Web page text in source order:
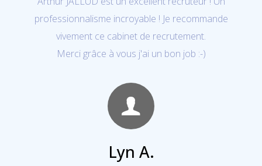
professionnalisme incroyable ! Je recommande
vivement ce cabinet de recrutement.
Merci grâce à vous j'ai un bon job :-)
Lyn A.